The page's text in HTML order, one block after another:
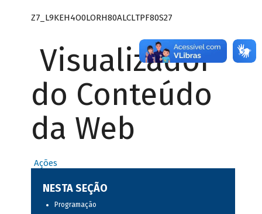
Z7_L9KEH4O0LORH80ALCLTPF80S27
Visualizador
do Conteúdo
da Web
Ações
NESTA SEÇÃO
Programação